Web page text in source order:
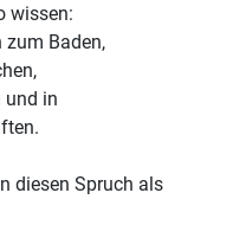
wissen:
Baden,
und in
diesen Spruch als